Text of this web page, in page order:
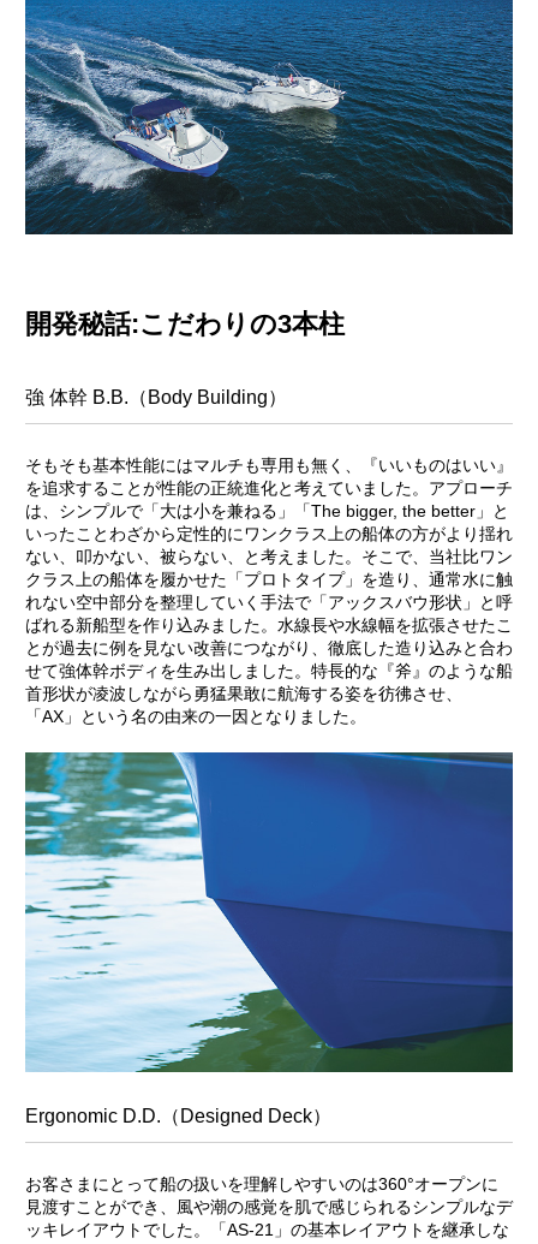
開発秘話:こだわりの3本柱
強 体幹 B.B.（Body Building）
そもそも基本性能にはマルチも専用も無く、『いいものはいい』
を追求することが性能の正統進化と考えていました。アプローチ
は、シンプルで「大は小を兼ねる」「The bigger, the better」と
いったことわざから定性的にワンクラス上の船体の方がより揺れ
ない、叩かない、被らない、と考えました。そこで、当社比ワン
クラス上の船体を履かせた「プロトタイプ」を造り、通常水に触
れない空中部分を整理していく手法で「アックスバウ形状」と呼
ばれる新船型を作り込みました。水線長や水線幅を拡張させたこ
とが過去に例を見ない改善につながり、徹底した造り込みと合わ
せて強体幹ボディを生み出しました。特長的な『斧』のような船
首形状が凌波しながら勇猛果敢に航海する姿を彷彿させ、
「AX」という名の由来の一因となりました。
Ergonomic D.D.（Designed Deck）
お客さまにとって船の扱いを理解しやすいのは360°オープンに
見渡すことができ、風や潮の感覚を肌で感じられるシンプルなデ
ッキレイアウトでした。「AS-21」の基本レイアウトを継承しな